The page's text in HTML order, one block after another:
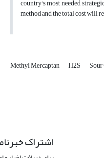
country's most needed
method and the total cost will
Methyl Mercaptan H2S
اشتراک